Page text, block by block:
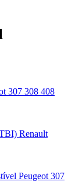
307 308 408
Renault
Peugeot 307